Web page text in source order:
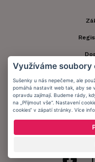
Zůstaňte
Využíváme soubory
Sušenky u nás nepečeme, ale
pomáhá nastavit web tak, aby se
opravdu zajímají. Budeme rády,
na „Přijmout vše“. Nastavení
cookies“ v zápatí stránky. Více